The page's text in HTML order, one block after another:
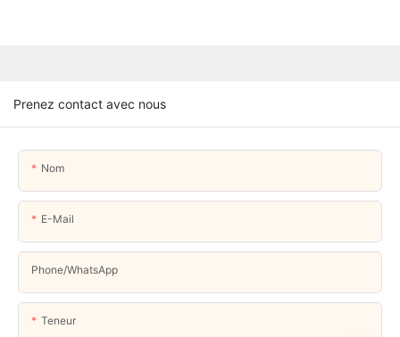
Prenez contact avec nous
Nom
E-Mail
Phone/whatsApp
Teneur